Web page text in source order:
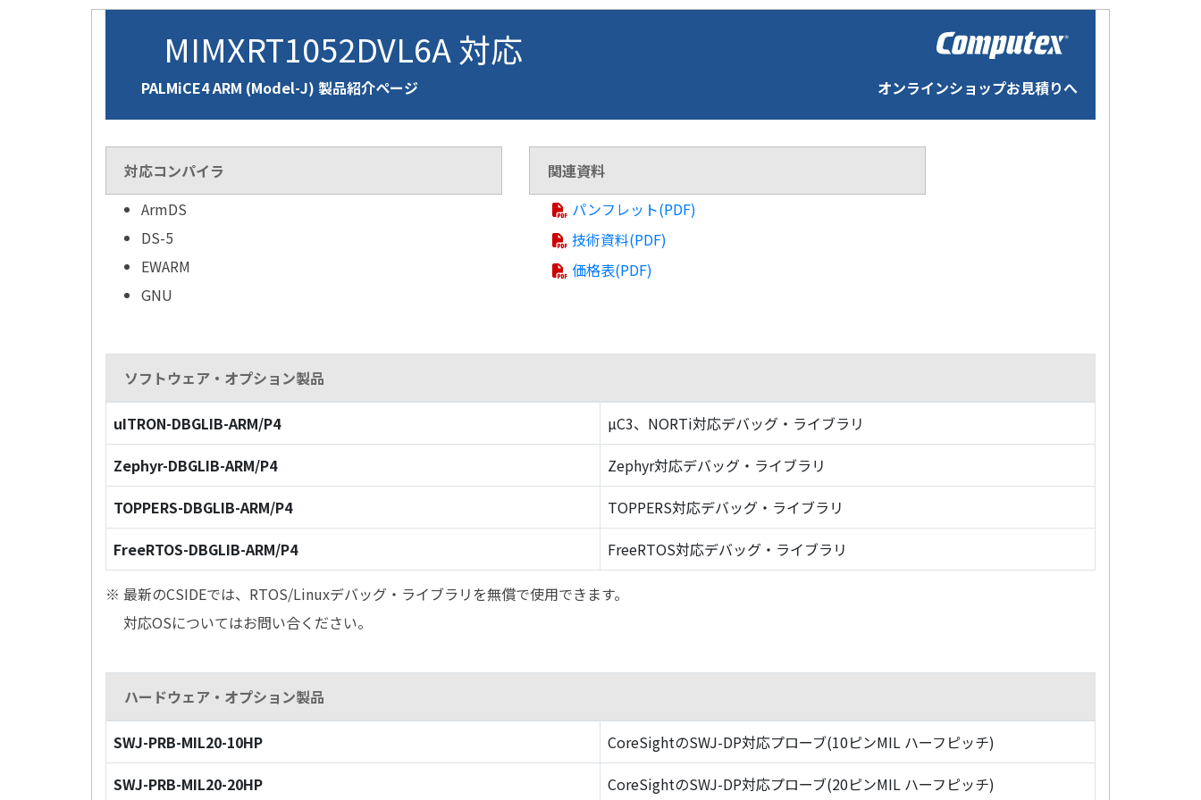
MIMXRT1052DVL6A 対応
PALMiCE4 ARM (Model-J) 製品紹介ページ オンラインショップお見積りへ
対応コンパイラ
ArmDS
DS-5
EWARM
GNU
関連資料
パンフレット(PDF)
技術資料(PDF)
価格表(PDF)
ソフトウェア・オプション製品
uITRON-DBGLIB-ARM/P4
µC3、NORTi対応デバッグ・ライブラリ
Zephyr-DBGLIB-ARM/P4
Zephyr対応デバッグ・ライブラリ
TOPPERS-DBGLIB-ARM/P4
TOPPERS対応デバッグ・ライブラリ
FreeRTOS-DBGLIB-ARM/P4
FreeRTOS対応デバッグ・ライブラリ
※ 最新のCSIDEでは、RTOS/Linuxデバッグ・ライブラリを無償で使用できます。
対応OSについてはお問い合ください。
ハードウェア・オプション製品
SWJ-PRB-MIL20-10HP
CoreSightのSWJ-DP対応プローブ(10ピンMIL ハーフピッチ)
SWJ-PRB-MIL20-20HP
CoreSightのSWJ-DP対応プローブ(20ピンMIL ハーフピッチ)